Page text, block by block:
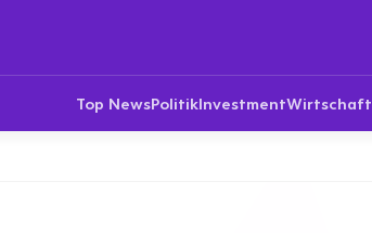
Top NewsPolitikInvestmentWirtschaft